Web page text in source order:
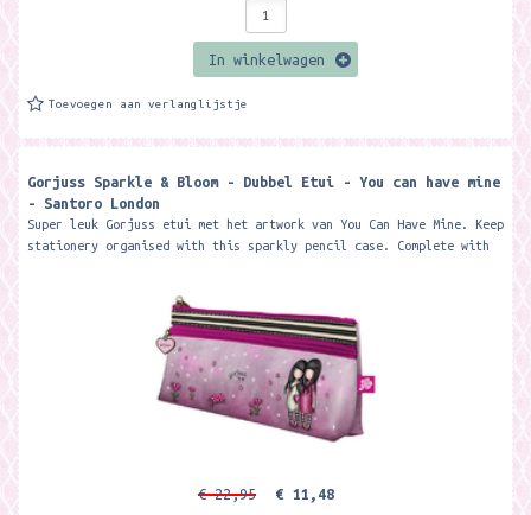
In winkelwagen
Toevoegen aan verlanglijstje
Gorjuss Sparkle & Bloom - Dubbel Etui - You can have mine
- Santoro London
Super leuk Gorjuss etui met het artwork van You Can Have Mine. Keep
stationery organised with this sparkly pencil case. Complete with
€ 22,95 € 11,48